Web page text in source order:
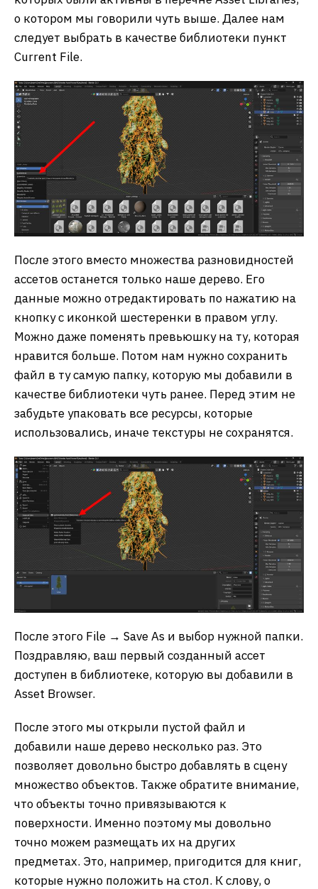
о котором мы говорили чуть выше. Далее нам
следует выбрать в качестве библиотеки пункт
Current File.
После этого вместо множества разновидностей
ассетов останется только наше дерево. Его
данные можно отредактировать по нажатию на
кнопку с иконкой шестеренки в правом углу.
Можно даже поменять превьюшку на ту, которая
нравится больше. Потом нам нужно сохранить
файл в ту самую папку, которую мы добавили в
качестве библиотеки чуть ранее. Перед этим не
забудьте упаковать все ресурсы, которые
использовались, иначе текстуры не сохранятся.
После этого File → Save As и выбор нужной папки.
Поздравляю, ваш первый созданный ассет
доступен в библиотеке, которую вы добавили в
Asset Browser.
После этого мы открыли пустой файл и
добавили наше дерево несколько раз. Это
позволяет довольно быстро добавлять в сцену
множество объектов. Также обратите внимание,
что объекты точно привязываются к
поверхности. Именно поэтому мы довольно
точно можем размещать их на других
предметах. Это, например, пригодится для книг,
которые нужно положить на стол. К слову, о